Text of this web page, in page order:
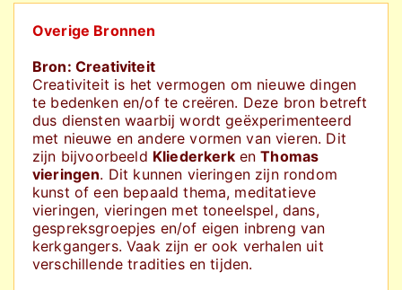
Overige Bronnen
Bron: Creativiteit
Creativiteit is het vermogen om nieuwe dingen
te bedenken en/of te creëren. Deze bron betreft
dus diensten waarbij wordt geëxperimenteerd
met nieuwe en andere vormen van vieren. Dit
zijn bijvoorbeeld Kliederkerk enThomas
vieringen. Dit kunnen vieringen zijn rondom
kunst of een bepaald thema, meditatieve
vieringen, vieringen met toneelspel, dans,
gespreksgroepjes en/of eigen inbreng van
kerkgangers. Vaak zijn er ook verhalen uit
verschillende tradities en tijden.